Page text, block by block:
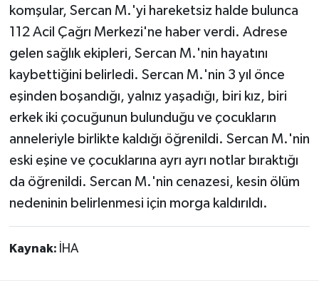
komşular, Sercan M.'yi hareketsiz halde bulunca
112 Acil Çağrı Merkezi'ne haber verdi. Adrese
gelen sağlık ekipleri, Sercan M.'nin hayatını
kaybettiğini belirledi. Sercan M.'nin 3 yıl önce
eşinden boşandığı, yalnız yaşadığı, biri kız, biri
erkek iki çocuğunun bulunduğu ve çocukların
anneleriyle birlikte kaldığı öğrenildi. Sercan M.'nin
eski eşine ve çocuklarına ayrı ayrı notlar bıraktığı
da öğrenildi. Sercan M.'nin cenazesi, kesin ölüm
nedeninin belirlenmesi için morga kaldırıldı.
Kaynak: İHA